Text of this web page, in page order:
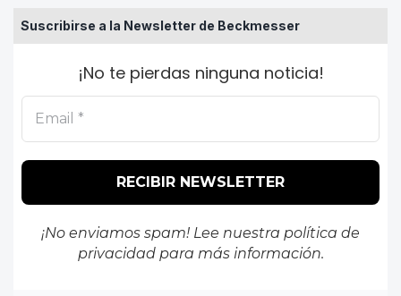
Suscribirse a la Newsletter de Beckmesser
¡No te pierdas ninguna noticia!
¡No enviamos spam! Lee nuestra política de
privacidadpara más información.